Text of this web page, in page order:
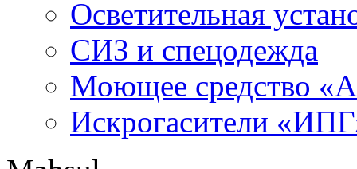
Осветительная
СИЗ и спецодежда
Моющее средство
Искрогасители